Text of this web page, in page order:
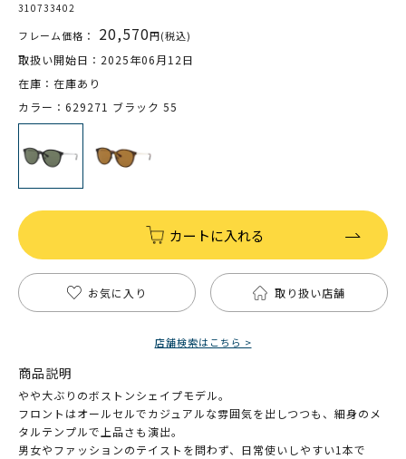
310733402
フレーム価格： 20,570円(税込)
取扱い開始日：2025年06月12日
在庫：在庫あり
カラー：629271 ブラック 55
カートに入れる
お気に入り 取り扱い店舗
店舗検索はこちら >
商品説明
やや大ぶりのボストンシェイプモデル。
フロントはオールセルでカジュアルな雰囲気を出しつつも、細身のメ
タルテンプルで上品さも演出。
男女やファッションのテイストを問わず、日常使いしやすい1本で